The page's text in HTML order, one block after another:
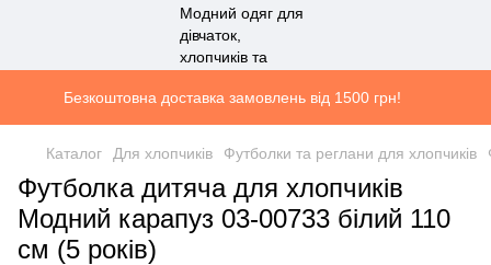
Безкоштовна доставка замовлень від 1500 грн!
Каталог Для хлопчиків Футболки та реглани для хлопчиків
Футболка дитяча для хлопчиків
Модний карапуз 03-00733 білий 110
см (5 років)